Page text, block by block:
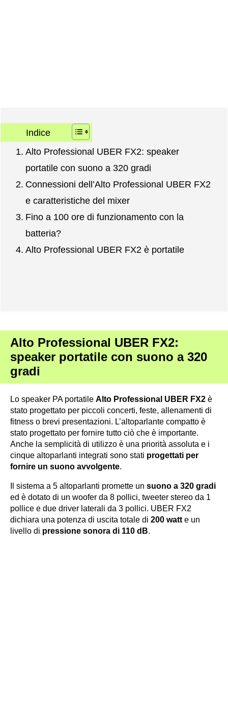
Indice
Alto Professional UBER FX2: speaker
portatile con suono a 320 gradi
Connessioni dell’Alto Professional UBER FX2
e caratteristiche del mixer
Fino a 100 ore di funzionamento con la
batteria?
Alto Professional UBER FX2 è portatile
Alto Professional UBER FX2:
speaker portatile con suono a 320
gradi
Lo speaker PA portatile Alto Professional UBER FX2 è
stato progettato per piccoli concerti, feste, allenamenti di
fitness o brevi presentazioni. L’altoparlante compatto è
stato progettato per fornire tutto ciò che è importante.
Anche la semplicità di utilizzo è una priorità assoluta e i
cinque altoparlanti integrati sono stati progettati per
fornire un suono avvolgente.
Il sistema a 5 altoparlanti promette un suono a 320 gradi
ed è dotato di un woofer da 8 pollici, tweeter stereo da 1
pollice e due driver laterali da 3 pollici. UBER FX2
dichiara una potenza di uscita totale di 200 watt e un
livello di pressione sonora di 110 dB.